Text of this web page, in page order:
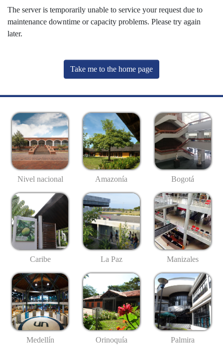
The server is temporarily unable to service your request due to
maintenance downtime or capacity problems. Please try again
later.
Take me to the home page
Nivel nacional Amazonía Bogotá
Caribe La Paz Manizales
Medellín Orinoquía Palmira